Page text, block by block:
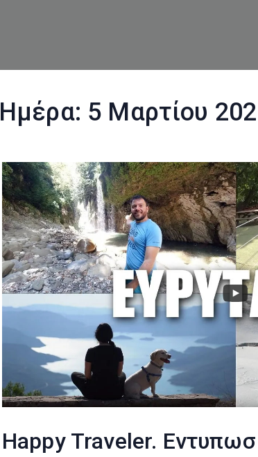
Ημέρα: 5 Μαρτίου
Happy Traveler.